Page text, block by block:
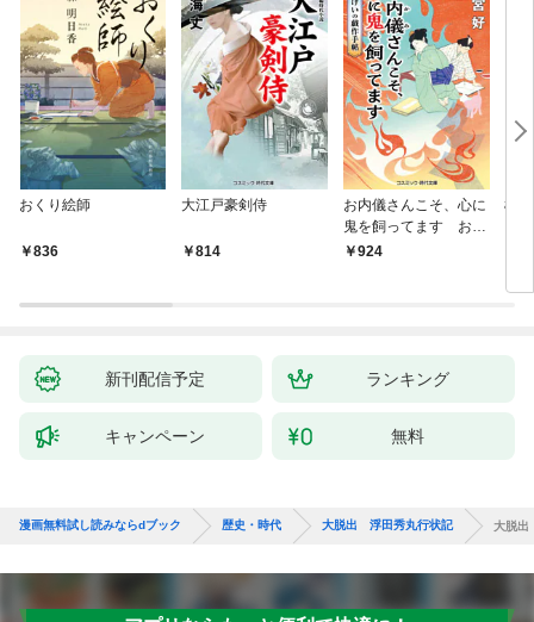
おくり絵師
836
大江戸豪剣侍
814
お内儀さんこそ、心に
鬼を飼ってます おけ
いの戯作手帖
924
極
新刊配信予定 ランキング
キャンペーン 無料
漫画無料試し読みならdブック 歴史・時代 大脱出 浮田秀丸行状記 大脱